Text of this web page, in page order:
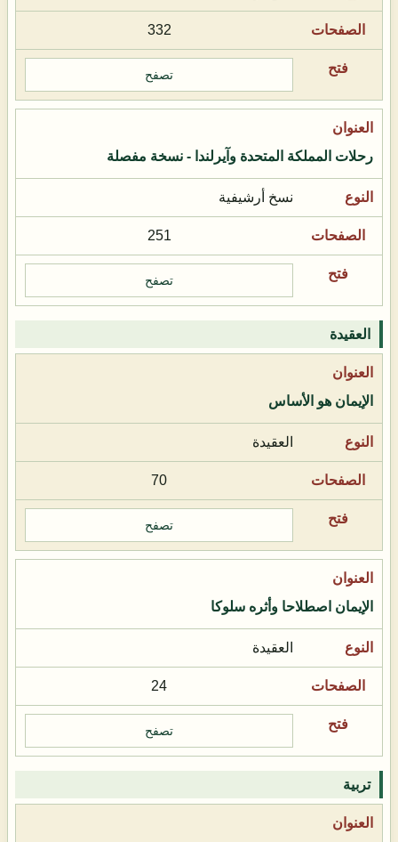
332
تصفح
رحلات المملكة المتحدة وآيرلندا - نسخة مفصلة
نسخ أرشيفية
251
تصفح
العقيدة
الإيمان هو الأساس
العقيدة
70
تصفح
الإيمان اصطلاحا وأثره سلوكا
العقيدة
24
تصفح
تربية